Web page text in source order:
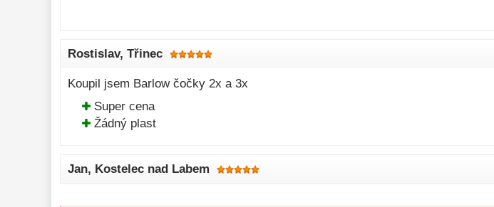
Rostislav, Třinec
Koupil jsem Barlow čočky 2x a 3x
Super cena
Žádný plast
Jan, Kostelec nad Labem